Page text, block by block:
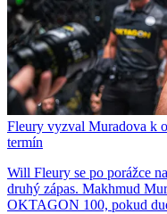
Fleury vyzval Muradova k
termín
Will Fleury se po porážce
druhý zápas. Makhmud
OKTAGON 100, pokud